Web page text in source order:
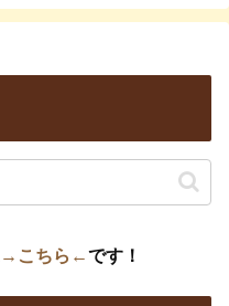
→こちら←です！